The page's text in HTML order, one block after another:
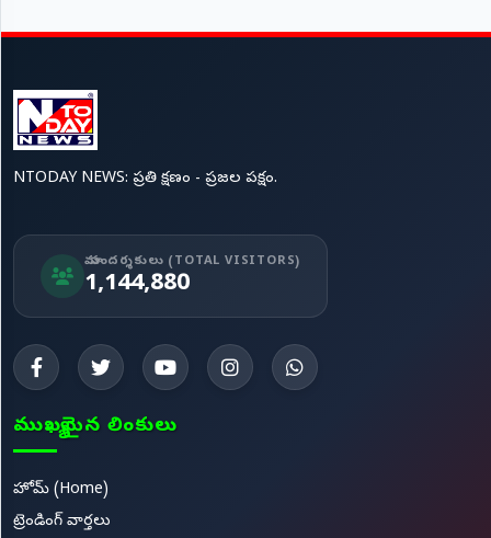
NTODAY NEWS: ప్రతి క్షణం - ప్రజల పక్షం.
మా సందర్శకులు (TOTAL VISITORS)
1,144,880
ముఖ్యమైన లింకులు
హోమ్ (Home)
ట్రెండింగ్ వార్తలు